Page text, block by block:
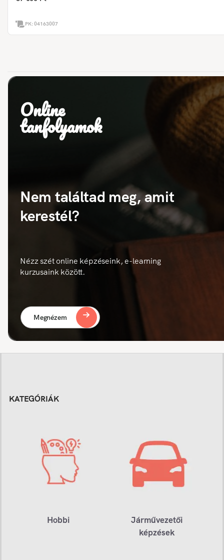
PK:04163007
Online
tanfolyamok
Nem találtad meg, amit
kerestél?
Nézz szét online képzéseink, e-learning
kurzusaink között.
Megnézem
KATEGÓRIÁK
Hobbi
Járművezetői
képzések